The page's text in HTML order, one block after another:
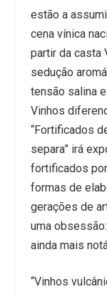
estão a
cena vínica
partir da casta
sedução
tensão salina
Vinhos
“Fortificados
separa” irá
fortificados
formas de
gerações de
uma
ainda mais
“Vinhos